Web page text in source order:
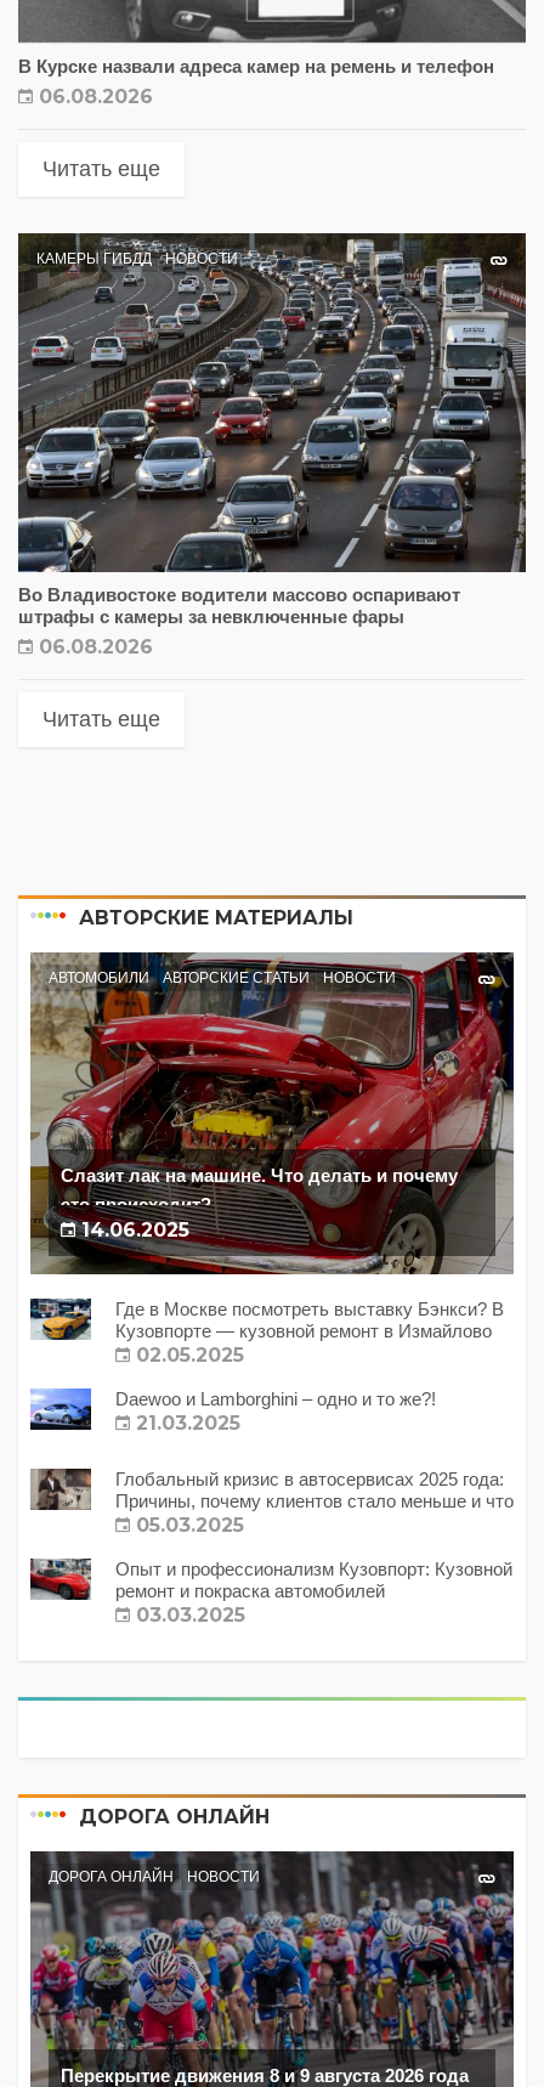
В Курске назвали адреса камер на ремень и телефон
06.08.2026
Читать еще
КАМЕРЫ ГИБДД НОВОСТИ
Во Владивостоке водители массово оспаривают
штрафы с камеры за невключенные фары
06.08.2026
Читать еще
АВТОРСКИЕ МАТЕРИАЛЫ
АВТОМОБИЛИ АВТОРСКИЕ СТАТЬИ НОВОСТИ
Слазит лак на машине. Что делать и почему
это происходит?
14.06.2025
Где в Москве посмотреть выставку Бэнкси? В
Кузовпорте — кузовной ремонт в Измайлово
02.05.2025
Daewoo и Lamborghini – одно и то же?!
21.03.2025
Глобальный кризис в автосервисах 2025 года:
Причины, почему клиентов стало меньше и что
с этим делать?
05.03.2025
Опыт и профессионализм Кузовпорт: Кузовной
ремонт и покраска автомобилей
03.03.2025
ДОРОГА ОНЛАЙН
ДОРОГА ОНЛАЙН НОВОСТИ
Перекрытие движения 8 и 9 августа 2026 года